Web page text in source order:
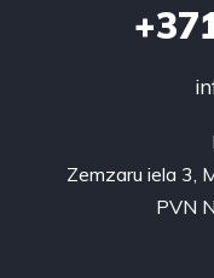
Zemzaru iela 3,
PVN